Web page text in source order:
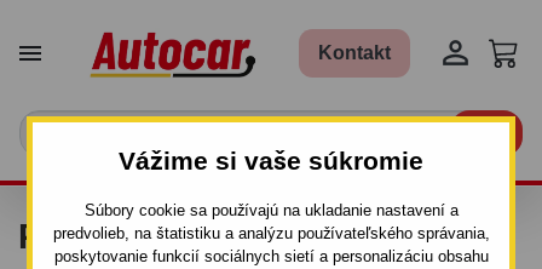
Vážime si vaše súkromie
Súbory cookie sa používajú na ukladanie nastavení a
predvolieb, na štatistiku a analýzu používateľského správania,
poskytovanie funkcií sociálnych sietí a personalizáciu obsahu
 Kontakt 
PRACOVNÉ RUKAVICE